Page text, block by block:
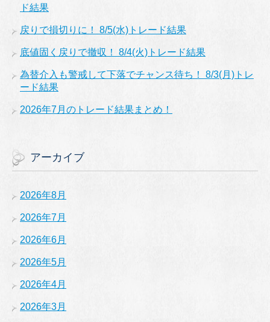
ド結果
戻りで損切りに！ 8/5(水)トレード結果
底値固く戻りで撤収！ 8/4(火)トレード結果
為替介入も警戒して下落でチャンス待ち！ 8/3(月)トレ
ード結果
2026年7月のトレード結果まとめ！
アーカイブ
2026年8月
2026年7月
2026年6月
2026年5月
2026年4月
2026年3月